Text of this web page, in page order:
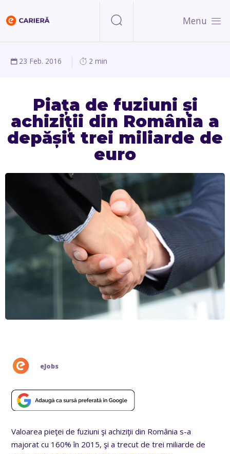
Menu
23 Feb. 2016 2 min
Piața de fuziuni și
achiziții din România a
depășit trei miliarde de
euro
eJobs
Valoarea pieţei de fuziuni şi achiziţii din România s-a
majorat cu 160% în 2015, şi a trecut de trei miliarde de